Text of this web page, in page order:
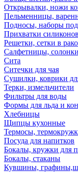
Открывалки, ножи
Пельменницы,
Подносы, наборы
Прихватки
Решетки, сетки в
Салфетницы, солонки
Сита
Ситечки для чая
Сушилки, коврики
Терки, измельчители
Фильтры для воды
Формы для льда и
Хлебницы
Щипцы кухонные
Термосы,
Посуда для напитков
Бокалы, кружки для
Бокалы, стаканы
Кувшины,